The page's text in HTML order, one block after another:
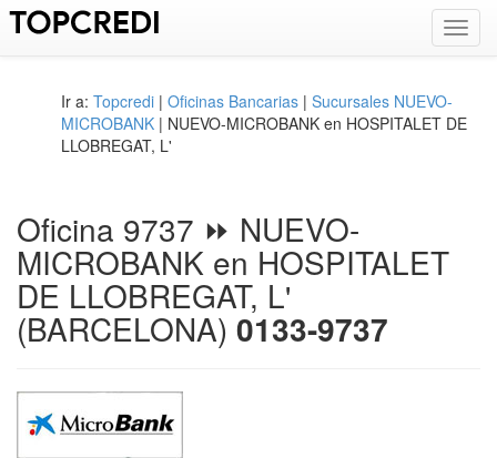
Ir a: Topcredi | Oficinas Bancarias | Sucursales NUEVO-
MICROBANK | NUEVO-MICROBANK en HOSPITALET DE
LLOBREGAT, L'
Oficina 9737 ⏩ NUEVO-
MICROBANK en HOSPITALET
DE LLOBREGAT, L'
(BARCELONA) 0133-9737